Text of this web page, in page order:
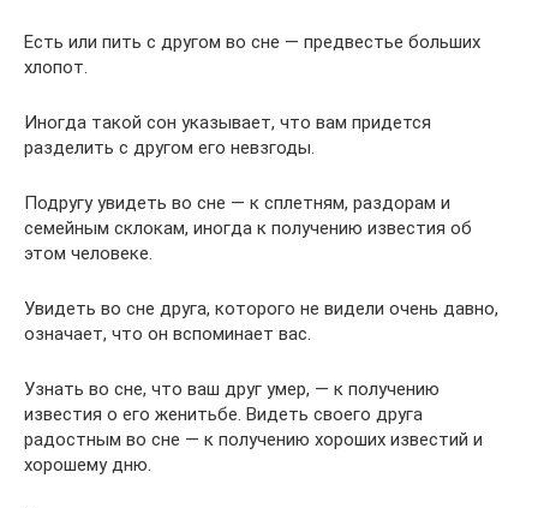
Есть или пить с другом во сне — предвестье больших
хлопот.
Иногда такой сон указывает, что вам придется
разделить с другом его невзгоды.
Подругу увидеть во сне — к сплетням, раздорам и
семейным склокам, иногда к получению известия об
этом человеке.
Увидеть во сне друга, которого не видели очень давно,
означает, что он вспоминает вас.
Узнать во сне, что ваш друг умер, — к получению
известия о его женитьбе. Видеть своего друга
радостным во сне — к получению хороших известий и
хорошему дню.